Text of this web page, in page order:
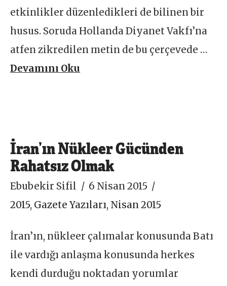
etkinlikler düzenledikleri de bilinen bir
husus. Soruda Hollanda Diyanet Vakfı’na
atfen zikredilen metin de bu çerçevede …
Devamını Oku
İran’ın Nükleer Gücünden
Rahatsız Olmak
Ebubekir Sifil
6 Nisan 2015
2015, Gazete Yazıları, Nisan 2015
İran’ın, nükleer çalımalar konusunda Batı
ile vardığı anlaşma konusunda herkes
kendi durduğu noktadan yorumlar